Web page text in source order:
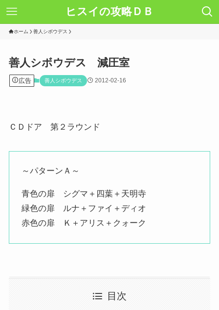
ヒスイの攻略ＤＢ
ホーム 善人シボウデス
善人シボウデス 減圧室
広告 善人シボウデス 2012-02-16
ＣＤドア 第２ラウンド
～パターンＡ～
青色の扉 シグマ＋四葉＋天明寺
緑色の扉 ルナ＋ファイ＋ディオ
赤色の扉 Ｋ＋アリス＋クォーク
目次